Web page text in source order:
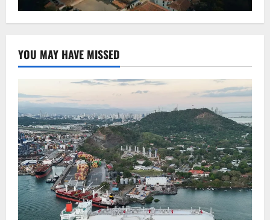
YOU MAY HAVE MISSED